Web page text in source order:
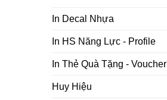
In Decal Nhựa
In HS Năng Lực - Profile
In Thẻ Quà Tặng - Voucher
Huy Hiệu